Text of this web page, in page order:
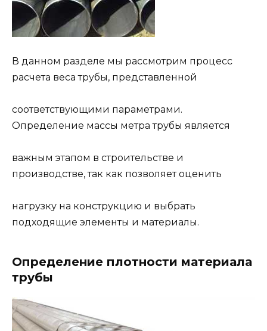
В данном разделе мы рассмотрим процесс
расчета веса трубы, представленной
соответствующими параметрами.
Определение массы метра трубы является
важным этапом в строительстве и
производстве, так как позволяет оценить
нагрузку на конструкцию и выбрать
подходящие элементы и материалы.
Определение плотности материала
трубы